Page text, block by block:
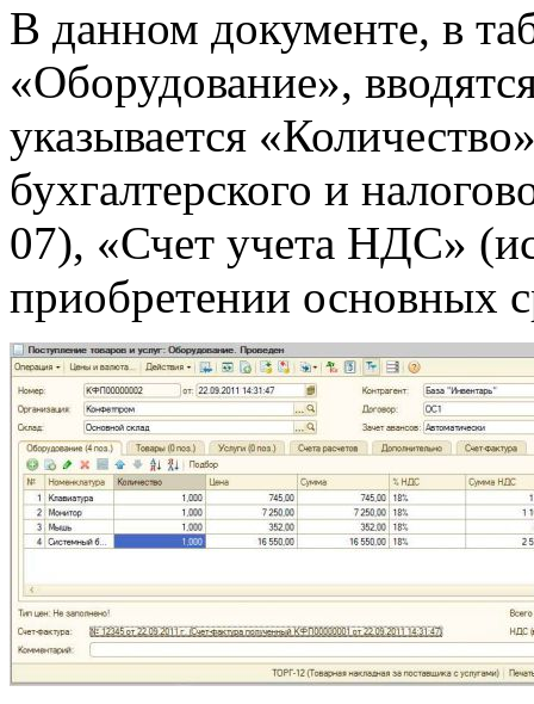
В данном документе, в
«Оборудование»,
указывается
бухгалтерского и
07), «Счет учета НДС»
приобретении основных